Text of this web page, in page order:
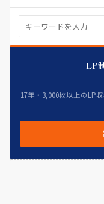
LP
17年・3,000枚以上のLP